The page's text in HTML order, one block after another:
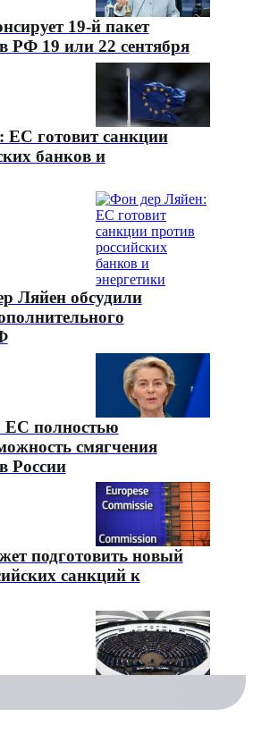
19-й пакет
РФ 19 или 22 сентября
ЕС готовит санкции
банков и
Ляйен обсудили
ЕС полностью
смягчения
России
подготовить новый
санкций к